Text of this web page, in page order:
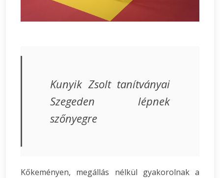
Kunyik Zsolt tanítványai
Szegeden lépnek
szőnyegre
Kőkeményen, megállás nélkül gyakorolnak a